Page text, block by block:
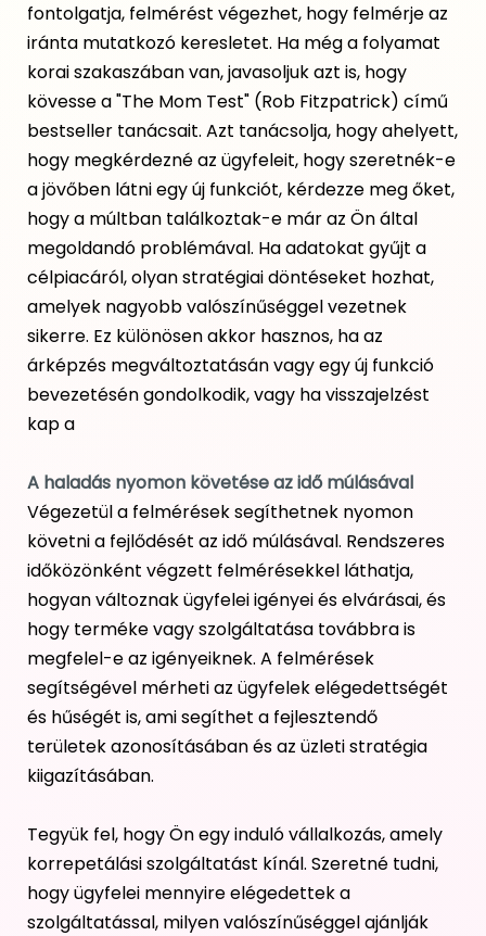
fontolgatja, felmérést végezhet, hogy felmérje az
iránta mutatkozó keresletet. Ha még a folyamat
korai szakaszában van, javasoljuk azt is, hogy
kövesse a "The Mom Test" (Rob Fitzpatrick) című
bestseller tanácsait. Azt tanácsolja, hogy ahelyett,
hogy megkérdezné az ügyfeleit, hogy szeretnék-e
a jövőben látni egy új funkciót, kérdezze meg őket,
hogy a múltban találkoztak-e már az Ön által
megoldandó problémával. Ha adatokat gyűjt a
célpiacáról, olyan stratégiai döntéseket hozhat,
amelyek nagyobb valószínűséggel vezetnek
sikerre. Ez különösen akkor hasznos, ha az
árképzés megváltoztatásán vagy egy új funkció
bevezetésén gondolkodik, vagy ha visszajelzést
kap a
A haladás nyomon követése az idő múlásával
Végezetül a felmérések segíthetnek nyomon
követni a fejlődését az idő múlásával. Rendszeres
időközönként végzett felmérésekkel láthatja,
hogyan változnak ügyfelei igényei és elvárásai, és
hogy terméke vagy szolgáltatása továbbra is
megfelel-e az igényeiknek. A felmérések
segítségével mérheti az ügyfelek elégedettségét
és hűségét is, ami segíthet a fejlesztendő
területek azonosításában és az üzleti stratégia
kiigazításában.
Tegyük fel, hogy Ön egy induló vállalkozás, amely
korrepetálási szolgáltatást kínál. Szeretné tudni,
hogy ügyfelei mennyire elégedettek a
szolgáltatással, milyen valószínűséggel ajánlják